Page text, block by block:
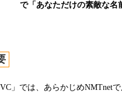
で「あなただけの素敵な名
VC」では、あらかじめNMTnet